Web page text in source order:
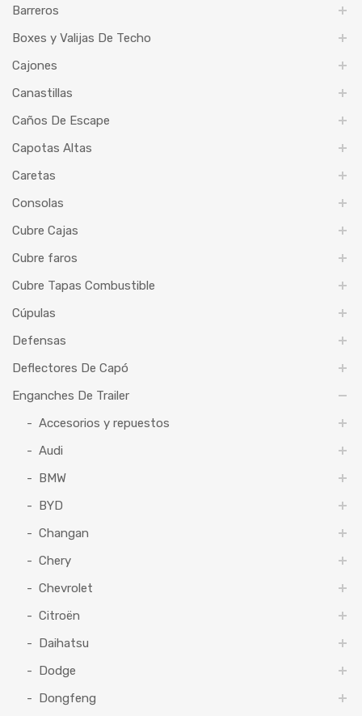
Barreros
Boxes y Valijas De Techo
Cajones
Canastillas
Caños De Escape
Capotas Altas
Caretas
Consolas
Cubre Cajas
Cubre faros
Cubre Tapas Combustible
Cúpulas
Defensas
Deflectores De Capó
Enganches De Trailer
Accesorios y repuestos
Audi
BMW
BYD
Changan
Chery
Chevrolet
Citroën
Daihatsu
Dodge
Dongfeng